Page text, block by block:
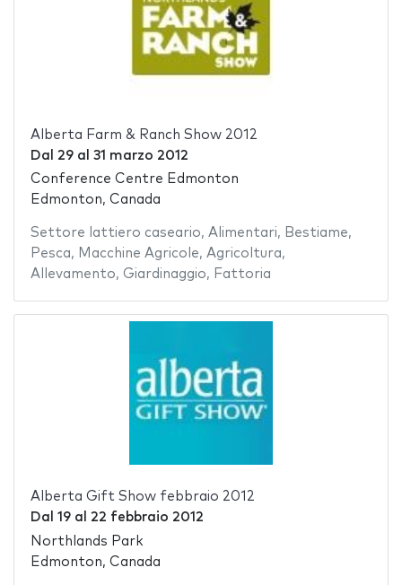
Alberta Farm & Ranch Show 2012
Dal 29al 31 marzo 2012
Conference Centre Edmonton
Edmonton, Canada
Settore lattiero caseario, Alimentari, Bestiame,
Pesca, Macchine Agricole, Agricoltura,
Allevamento, Giardinaggio, Fattoria
Alberta Gift Show febbraio 2012
Dal 19al 22 febbraio 2012
Northlands Park
Edmonton, Canada